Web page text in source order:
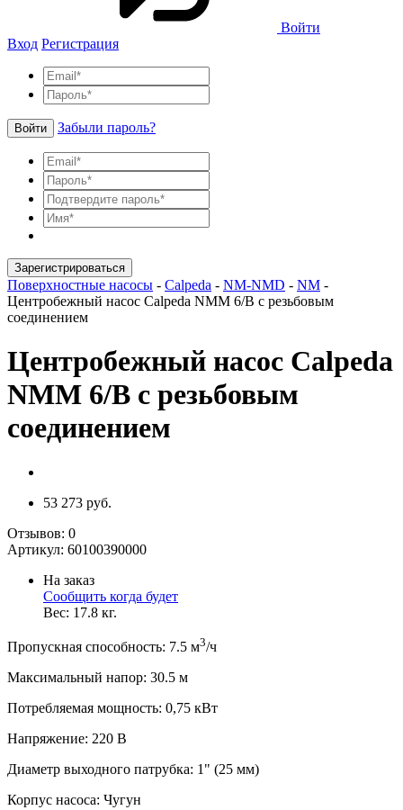
Войти
Вход Регистрация
Войти Забыли пароль?
Зарегистрироваться
Поверхностные насосы - Calpeda - NM-NMD - NM -
Центробежный насос Calpeda NMM 6/B с резьбовым
соединением
Центробежный насос Calpeda
NMM 6/B с резьбовым
соединением
53 273 руб.
Отзывов: 0
Артикул: 60100390000
На заказ
Сообщить когда будет
Вес: 17.8 кг.
Пропускная способность: 7.5 м3/ч
Максимальный напор: 30.5 м
Потребляемая мощность: 0,75 кВт
Напряжение: 220 В
Диаметр выходного патрубка: 1" (25 мм)
Корпус насоса: Чугун